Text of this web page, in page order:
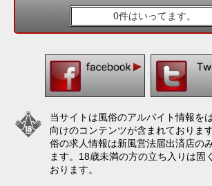
0件はいってます。
当サイトは風俗のアルバイト情報を
向けのコンテンツが含まれておりま
俗の求人情報は新風営法届出済店の
ます。18歳未満の方の立ち入りは固
おります。